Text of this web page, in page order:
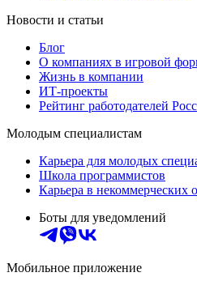
Новости и статьи
Блог
О компаниях в игровой
Жизнь в компании
ИТ-проекты
Рейтинг работодателей
Молодым специалистам
Карьера для молодых
Школа программистов
Карьера в некоммерческих
Боты для уведомлений
Мобильное приложение